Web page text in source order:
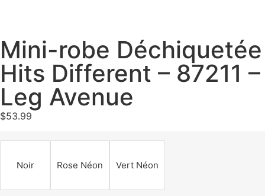
Mini-robe Déchiquetée
Hits Different – 87211 –
Leg Avenue
$53.99
Noir Rose Néon Vert Néon